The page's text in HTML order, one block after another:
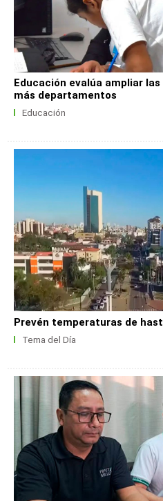
Educación evalúa ampliar
más departamentos
Educación
Prevén temperaturas de
Tema del Día